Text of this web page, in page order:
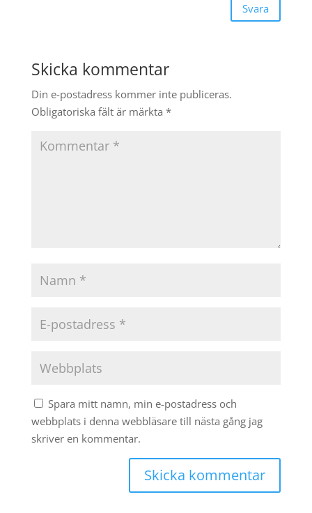
Svara
Skicka kommentar
Din e-postadress kommer inte publiceras.
Obligatoriska fält är märkta *
Spara mitt namn, min e-postadress och
webbplats i denna webbläsare till nästa gång jag
skriver en kommentar.